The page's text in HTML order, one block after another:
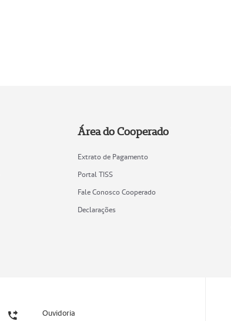
Área do Cooperado
Extrato de Pagamento
Portal TISS
Fale Conosco Cooperado
Declarações
Ouvidoria